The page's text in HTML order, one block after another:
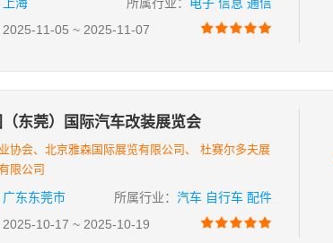
2025-11-05 ~ 2025-11-07
东莞）国际汽车改装展览会
协会、北京雅森国际展览有限公司、 杜赛尔多夫展
限公司
广东东莞市 所属行业： 汽车 自行车 配件
2025-10-17 ~ 2025-10-19